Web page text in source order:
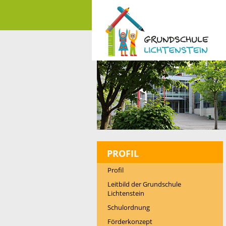
PROFIL
Profil
Leitbild der Grundschule
Lichtenstein
Schulordnung
Förderkonzept